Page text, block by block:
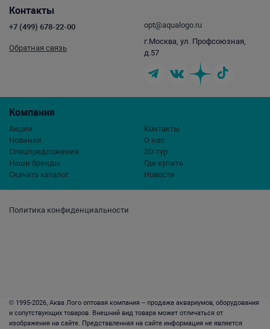
Политика конфиденциальности
Компания
Акции
Новинки
Спецпредложения
Наши бренды
Скачать каталог
Контакты
О нас
3D-тур
Где купить
Новости
Контакты
+7 (499) 678-22-00
Обратная связь
opt@aqualogo.ru
г.Москва, ул. Профсоюзная,
д.57
© 1995-2026, Аква Лого оптовая компания – продажа аквариумов, оборудования
и сопутствующих товаров. Внешний вид товара может отличаться от
изображения на сайте. Представленная на сайте информация не является